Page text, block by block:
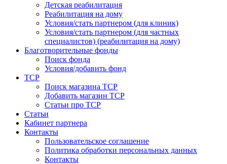
Детская реабилитация
Реабилитация на дому
Условия/стать партнером (для клиник)
Условия/стать партнером (для частных
специалистов) (реабилитация на дому)
Благотворительные фонды
Поиск фонда
Условия/добавить фонд
ТСР
Поиск магазина ТСР
Добавить магазин ТСР
Статьи про ТСР
Статьи
Кабинет партнера
Контакты
Пользовательское соглашение
Политика обработки персональных данных
Контакты